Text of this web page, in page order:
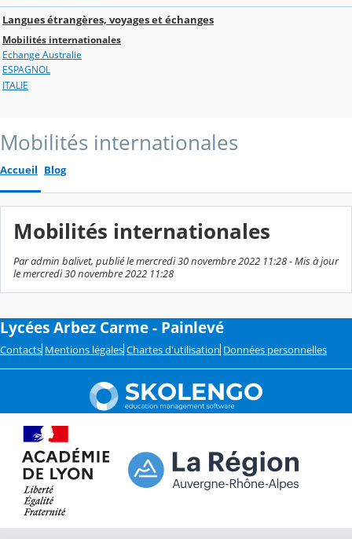
Langues étrangères, voyages et échanges
Mobilités internationales
Echange Australie
ESPAGNOL
ITALIE
Mobilités internationales
Accueil Blog
Mobilités internationales
Par admin balivet, publié le mercredi 30 novembre 2022 11:28 - Mis à jour
le mercredi 30 novembre 2022 11:28
Lycées Arbez Carme - Painlevé
Contacts Mentions légales Chartes d'utilisation Données personnelles